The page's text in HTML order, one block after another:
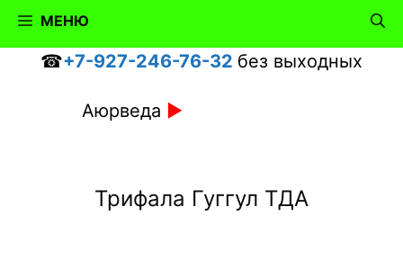
МЕНЮ
☎+7-927-246-76-32 без выходных
Аюрведа ►
Трифала Гуггул ТДА